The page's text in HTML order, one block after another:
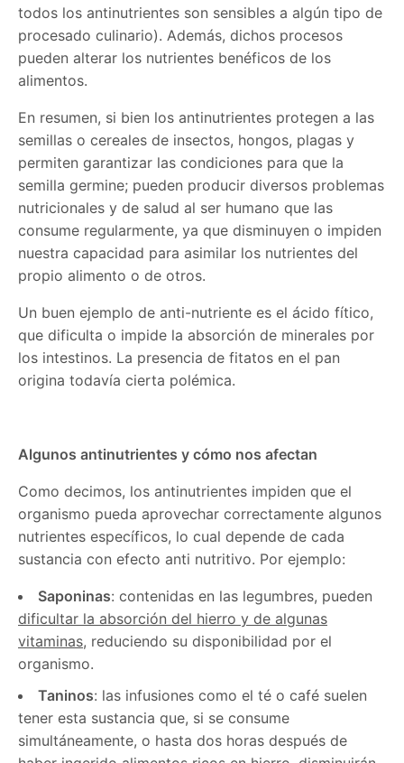
todos los antinutrientes son sensibles a algún tipo de
procesado culinario). Además, dichos procesos
pueden alterar los nutrientes benéficos de los
alimentos.
En resumen, si bien los antinutrientes protegen a las
semillas o cereales de insectos, hongos, plagas y
permiten garantizar las condiciones para que la
semilla germine; pueden producir diversos problemas
nutricionales y de salud al ser humano que las
consume regularmente, ya que disminuyen o impiden
nuestra capacidad para asimilar los nutrientes del
propio alimento o de otros.
Un buen ejemplo de anti-nutriente es el ácido fítico,
que dificulta o impide la absorción de minerales por
los intestinos. La presencia de fitatos en el pan
origina todavía cierta polémica.
Algunos antinutrientes y cómo nos afectan
Como decimos, los antinutrientes impiden que el
organismo pueda aprovechar correctamente algunos
nutrientes específicos, lo cual depende de cada
sustancia con efecto anti nutritivo. Por ejemplo:
Saponinas: contenidas en las legumbres, pueden
dificultar la absorción del hierro y de algunas
vitaminas, reduciendo su disponibilidad por el
organismo.
Taninos: las infusiones como el té o café suelen
tener esta sustancia que, si se consume
simultáneamente, o hasta dos horas después de